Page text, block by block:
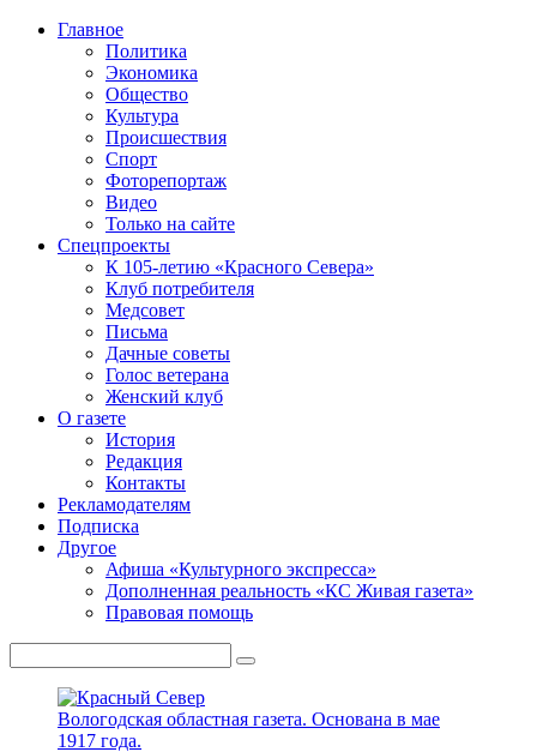
Главное
Политика
Экономика
Общество
Культура
Происшествия
Спорт
Фоторепортаж
Видео
Только на сайте
Спецпроекты
К 105-летию «Красного Севера»
Клуб потребителя
Медсовет
Письма
Дачные советы
Голос ветерана
Женский клуб
О газете
История
Редакция
Контакты
Рекламодателям
Подписка
Другое
Афиша «Культурного экспресса»
Дополненная реальность «КС Живая газета»
Правовая помощь
Вологодская областная газета. Основана в мае
1917 года.